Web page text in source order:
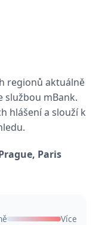
regionů aktuálně
službou mBank.
hlášení a slouží k
Paris
Více